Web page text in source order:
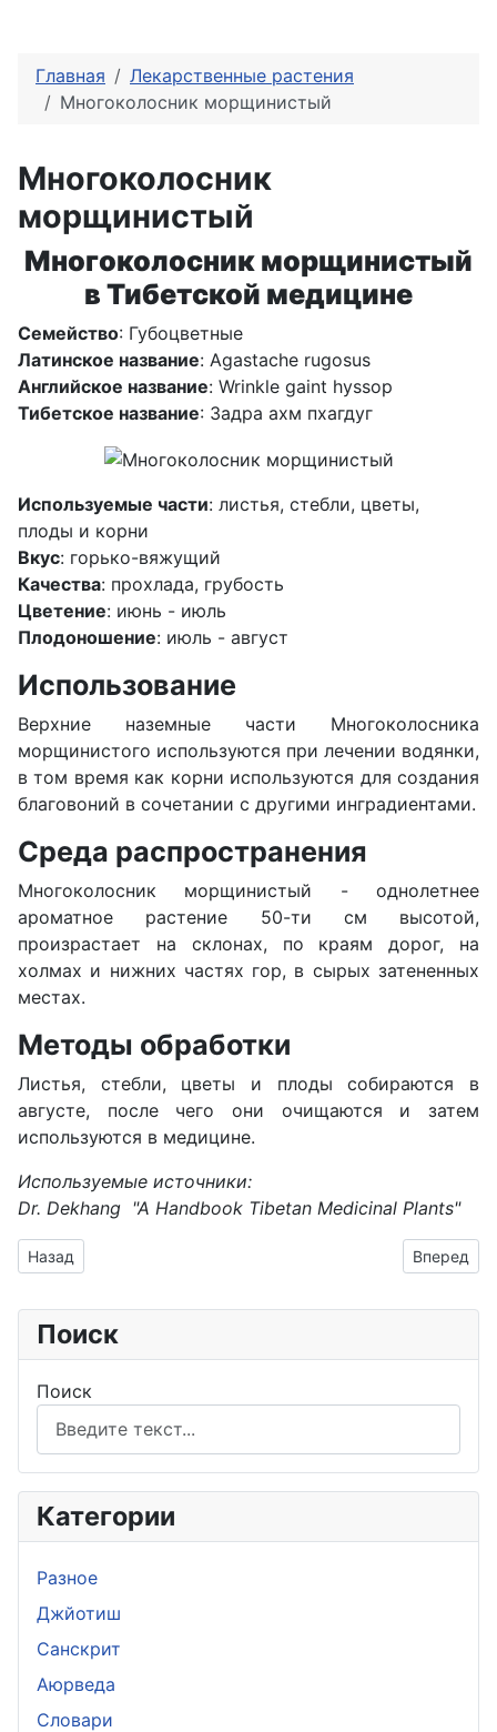
Главная
Лекарственные растения
Многоколосник морщинистый
Многоколосник
морщинистый
Многоколосник морщинистый
в Тибетской медицине
Семейство: Губоцветные
Латинское название: Agastache rugosus
Английское название: Wrinkle gaint hyssop
Тибетское название: Задра ахм пхагдуг
Используемые части: листья, стебли, цветы,
плоды и корни
Вкус: горько-вяжущий
Качества: прохлада, грубость
Цветение: июнь - июль
Плодоношение: июль - август
Использование
Верхние наземные части Многоколосника
морщинистого используются при лечении водянки,
в том время как корни используются для создания
благовоний в сочетании с другими инградиентами.
Среда распространения
Многоколосник морщинистый - однолетнее
ароматное растение 50-ти см высотой,
произрастает на склонах, по краям дорог, на
холмах и нижних частях гор, в сырых затененных
местах.
Методы обработки
Листья, стебли, цветы и плоды собираются в
августе, после чего они очищаются и затем
используются в медицине.
Используемые источники:
Dr. Dekhang "A Handbook Tibetan Medicinal Plants"
Предыдущий: Многоножка
Назад Вперед
Поиск
Поиск
Категории
Разное
Джйотиш
Санскрит
Аюрведа
Словари